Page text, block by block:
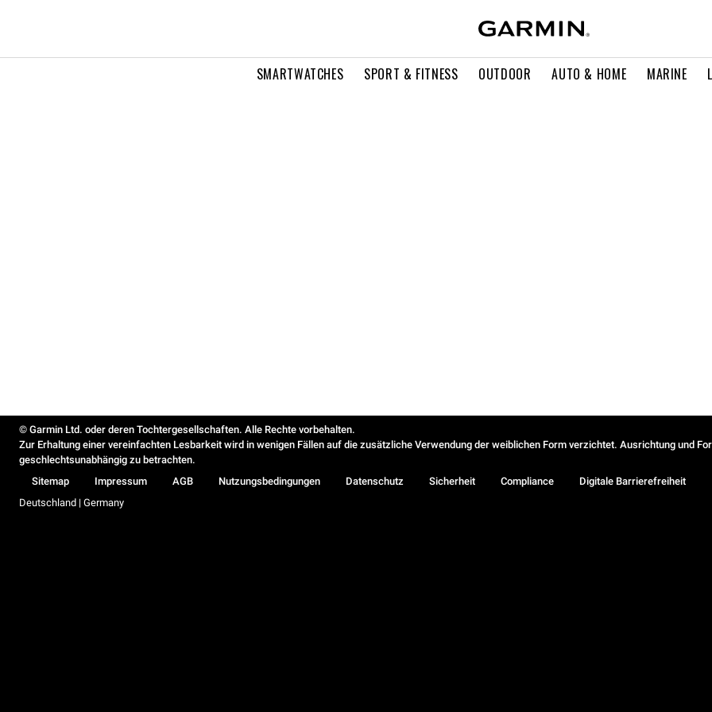
SMARTWATCHES SPORT & FITNESS OUTDOOR AUTO & HOME MARINE
© Garmin Ltd. oder deren Tochtergesellschaften. Alle Rechte vorbehalten.
Zur Erhaltung einer vereinfachten Lesbarkeit wird in wenigen Fällen auf die zusätzliche Verwendung der weiblichen Form verzichtet. Ausrichtung und
geschlechtsunabhängig zu betrachten.
Sitemap
Impressum AGB Nutzungsbedingungen Datenschutz Sicherheit Compliance
Digitale Barrierefreiheit
Deutschland | Germany